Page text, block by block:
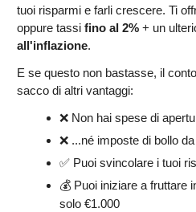
tuoi risparmi e farli crescere. Ti
oppure tassi fino al 2% + un
all'inflazione.
E se questo non bastasse, il
sacco di altri vantaggi:
❌ Non hai spese di
❌ ...né imposte di bollo
✅ Puoi svincolare i tuoi
💰 Puoi iniziare a fruttare
solo €1.000